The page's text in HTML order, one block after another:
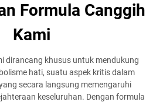
Formula Canggih
Kami
dirancang khusus untuk mendukung
hati, suatu aspek kritis dalam
secara langsung memengaruhi
keseluruhan. Dengan formula